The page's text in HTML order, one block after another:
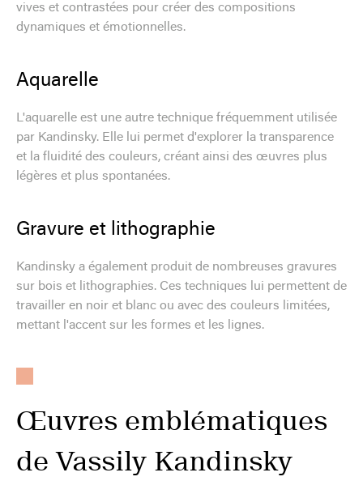
vives et contrastées pour créer des compositions
dynamiques et émotionnelles.
Aquarelle
L'aquarelle est une autre technique fréquemment utilisée
par Kandinsky. Elle lui permet d'explorer la transparence
et la fluidité des couleurs, créant ainsi des œuvres plus
légères et plus spontanées.
Gravure et lithographie
Kandinsky a également produit de nombreuses gravures
sur bois et lithographies. Ces techniques lui permettent de
travailler en noir et blanc ou avec des couleurs limitées,
mettant l'accent sur les formes et les lignes.
Œuvres emblématiques
de Vassily Kandinsky